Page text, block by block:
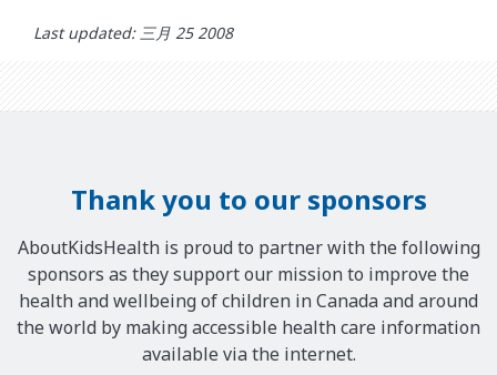
Last updated: 三月 25 2008
Thank you to our sponsors
AboutKidsHealth is proud to partner with the following
sponsors as they support our mission to improve the
health and wellbeing of children in Canada and around
the world by making accessible health care information
available via the internet.